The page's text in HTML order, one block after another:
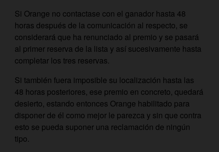
Si Orange no contactase con el ganador hasta 48
horas después de la comunicación al respecto, se
considerará que ha renunciado al premio y se pasará
al primer reserva de la lista y así sucesivamente hasta
completar los tres reservas.
Si también fuera imposible su localización hasta las
48 horas posteriores, ese premio en concreto, quedará
desierto, estando entonces Orange habilitado para
disponer de él como mejor le parezca y sin que contra
esto se pueda suponer una reclamación de ningún
tipo.